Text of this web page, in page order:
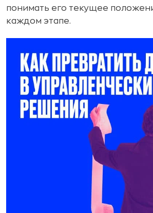
понимать его текущее
каждом этапе.